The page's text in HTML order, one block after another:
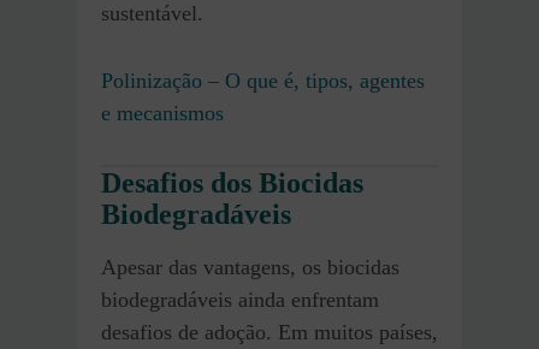
sustentável.
Polinização – O que é, tipos, agentes
e mecanismos
Desafios dos Biocidas
Biodegradáveis
Apesar das vantagens, os biocidas
biodegradáveis ainda enfrentam
desafios de adoção. Em muitos países,